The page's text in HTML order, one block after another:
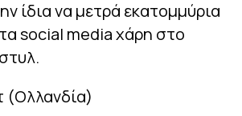
ίδια να μετρά εκατομμύρια
social media χάρη στο
(Ολλανδία)